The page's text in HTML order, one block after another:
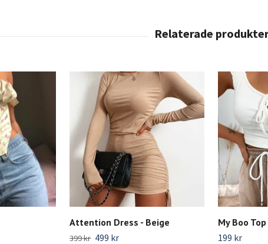
Attention Dress - Beige
399 kr 499 kr
My Boo
199 kr